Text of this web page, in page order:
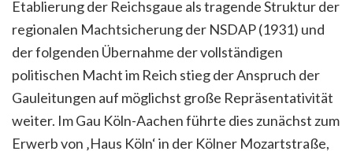
Etablierung der Reichsgaue als tragende Struktur der
regionalen Machtsicherung der NSDAP (1931) und
der folgenden Übernahme der vollständigen
politischen Macht im Reich stieg der Anspruch der
Gauleitungen auf möglichst große Repräsentativität
weiter. Im Gau Köln-Aachen führte dies zunächst zum
Erwerb von ‚Haus Köln‘ in der Kölner Mozartstraße,